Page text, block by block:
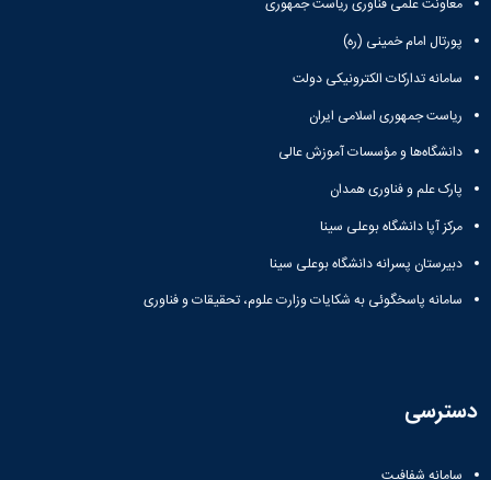
معاونت علمی فناوری ریاست جمهوری
پورتال امام خمینی (ره)
سامانه تدارکات الکترونیکی دولت
ریاست جمهوری اسلامی ایران
دانشگاه‌ها و مؤسسات آموزش عالی
پارک علم و فناوری همدان
مرکز آپا دانشگاه بوعلی سینا
دبیرستان پسرانه دانشگاه بوعلی سینا
سامانه پاسخگوئی به شکایات وزارت علوم، تحقیقات و فناوری
دسترسی
سامانه شفافیت